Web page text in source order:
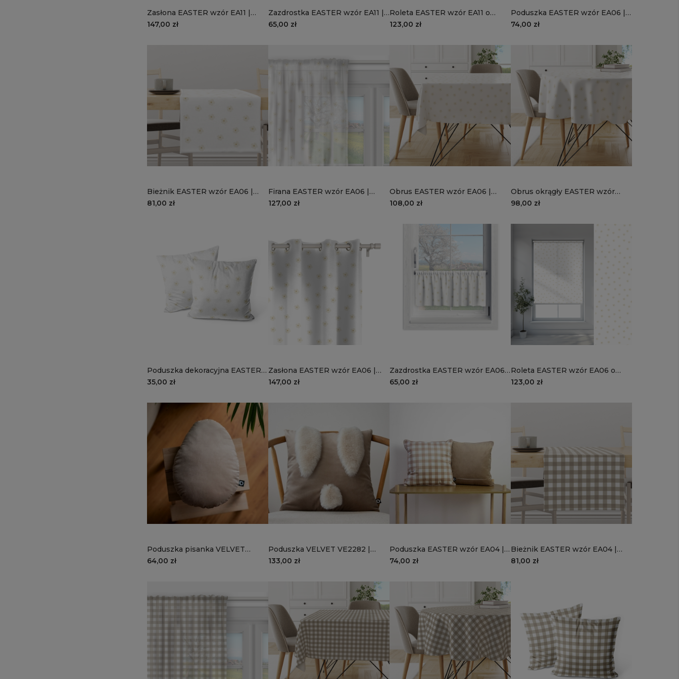
Zasłona EASTER wzór EA11 |
żółte tulipany
147,00 zł
Zazdrostka EASTER wzór EA11 |
żółte tulipany
65,00 zł
Roleta EASTER wzór EA11 o
wysokości 220 cm | żółte
123,00 zł
Poduszka EASTER wzór EA06 |
wiosenne białe kwiaty
74,00 zł
Bieżnik EASTER wzór EA06 |
wiosenne białe kwiaty
81,00 zł
Firana EASTER wzór EA06 |
wiosenne białe kwiatki
127,00 zł
Obrus EASTER wzór EA06 |
wiosenne białe kwiaty
108,00 zł
Obrus okrągły EASTER wzór
EA06 | wiosenne białe kwiaty
98,00 zł
Poduszka dekoracyjna EASTER
wzór EA06 | wiosenne białe
35,00 zł
Zasłona EASTER wzór EA06 |
wiosenne białe kwiaty
147,00 zł
Zazdrostka EASTER wzór EA06 |
wiosenne białe kwiaty
65,00 zł
Roleta EASTER wzór EA06 o
wysokości 220 cm | wiosenne
123,00 zł
Poduszka pisanka VELVET
VE2282 | piaskowy
64,00 zł
Poduszka VELVET VE2282 |
piaskowy królik
133,00 zł
Poduszka EASTER wzór EA04 |
piaskowa kratka
74,00 zł
Bieżnik EASTER wzór EA04 |
piaskowa kratka
81,00 zł